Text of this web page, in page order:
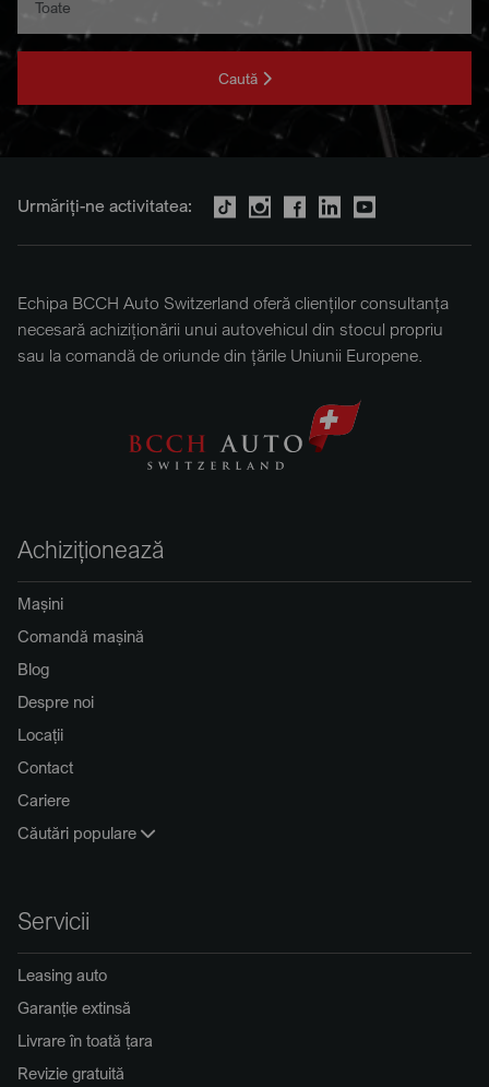
Caută
Urmăriți-ne activitatea:
Echipa BCCH Auto Switzerland oferă clienților consultanța
necesară achiziționării unui autovehicul din stocul propriu
sau la comandă de oriunde din țările Uniunii Europene.
Achiziționează
Mașini
Comandă mașină
Blog
Despre noi
Locații
Contact
Cariere
Căutări populare
Servicii
Leasing auto
Garanție extinsă
Livrare în toată țara
Revizie gratuită